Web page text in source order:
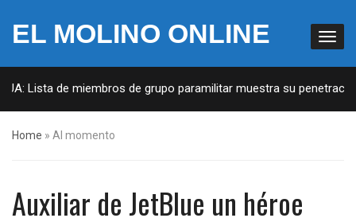
EL MOLINO ONLINE
Lista de miembros de grupo paramilitar muestra su penetración
Home » Al momento
Auxiliar de JetBlue un héroe